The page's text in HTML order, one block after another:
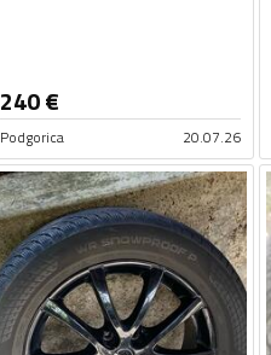
240€
Podgorica 20.07.26